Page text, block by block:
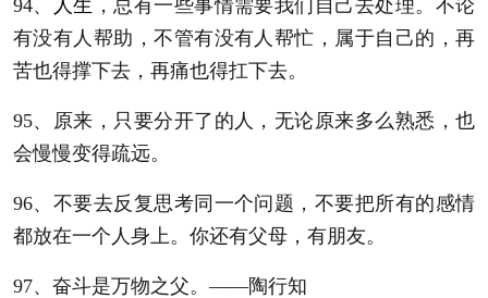
94、 人生 ，总有一些事情需要我们自己去处理。不论
有没有人帮助，不管有没有人帮忙，属于自己的，再
苦也得撑下去，再痛也得扛下去。
95、原来，只要分开了的人，无论原来多么熟悉，也
会慢慢变得疏远。
96、不要去反复思考同一个问题，不要把所有的感情
都放在一个人身上。你还有父母，有朋友。
97、奋斗是万物之父。——陶行知